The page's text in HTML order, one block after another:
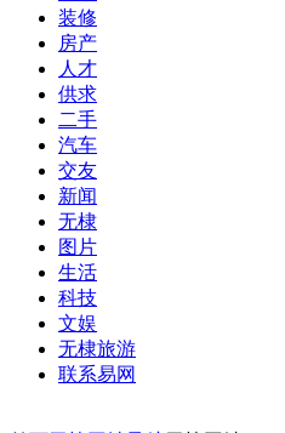
装修
房产
人才
供求
二手
汽车
交友
新闻
无棣
图片
生活
科技
文娱
无棣旅游
联系易网